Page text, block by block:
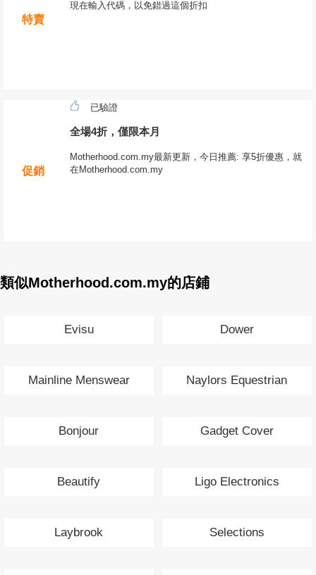
特賣
現在輸入代碼，以免錯過這個折扣
促銷
已驗證
全場4折，僅限本月
Motherhood.com.my最新更新，今日推薦: 享5折優惠，就
在Motherhood.com.my
類似Motherhood.com.my的店鋪
Evisu Dower
Mainline Menswear Naylors Equestrian
Bonjour Gadget Cover
Beautify Ligo Electronics
Laybrook Selections